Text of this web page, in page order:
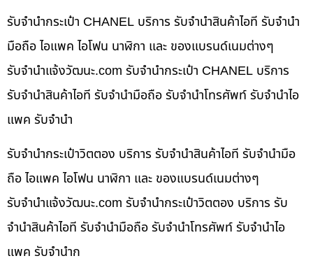
รับจำนำกระเป๋า CHANEL บริการ รับจำนำสินค้าไอที รับจำนำ
มือถือ ไอแพค ไอโฟน นาฬิกา และ ของแบรนด์เนมต่างๆ
รับจํานําแจ้งวัฒนะ.com รับจำนำกระเป๋า CHANEL บริการ
รับจำนำสินค้าไอที รับจำนำมือถือ รับจำนำโทรศัพท์ รับจำนำไอ
แพค รับจำนำ
รับจำนำกระเป๋าวิตตอง บริการ รับจำนำสินค้าไอที รับจำนำมือ
ถือ ไอแพค ไอโฟน นาฬิกา และ ของแบรนด์เนมต่างๆ
รับจํานําแจ้งวัฒนะ.com รับจำนำกระเป๋าวิตตอง บริการ รับ
จำนำสินค้าไอที รับจำนำมือถือ รับจำนำโทรศัพท์ รับจำนำไอ
แพค รับจำนำก